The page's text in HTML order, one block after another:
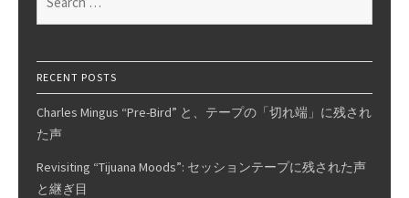
Stills
for:
RECENT POSTS
Charles Mingus “Pre-Bird” と、テープの「切れ端」に残され
た声
Revisiting “Tijuana Moods”: セッションテープに残された声
と継ぎ目